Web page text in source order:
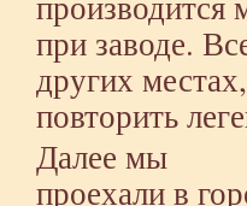
при заводе.
других
повторить
Далее мы
проехали в